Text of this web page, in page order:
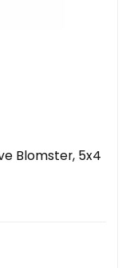
Blomster, 5x4